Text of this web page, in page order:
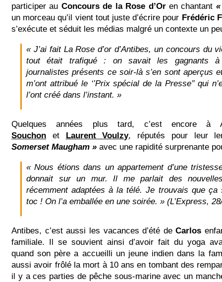
participer au Concours de la Rose d’Oren chantant
un morceau qu’il vient tout juste d’écrire pour Frédéric
s’exécute et séduit les médias malgré un contexte un
« J’ai fait La Rose d’or d’Antibes, un concours du
tout était trafiqué : on savait les gagnants à
journalistes présents ce soir-là s’en sont aperçus
m’ont attribué le ‘’Prix spécial de la Presse’’ qui
l’ont créé dans l’instant. »
Quelques années plus tard, c’est encore à
Souchon et Laurent Voulzy, réputés pour leur
Somerset Maugham » avec une rapidité surprenante
« Nous étions dans un appartement d’une
donnait sur un mur. Il me parlait des
récemment adaptées à la télé. Je trouvais que ça
toc ! On l’a emballée en une soirée. » (L’Express,
Antibes, c’est aussi les vacances d’été deCarlos
familiale. Il se souvient ainsi d’avoir fait du yoga
quand son père a accueilli un jeune indien dans la
aussi avoir frôlé la mort à 10 ans en tombant des
il y a ces parties de pêche sous-marine avec un